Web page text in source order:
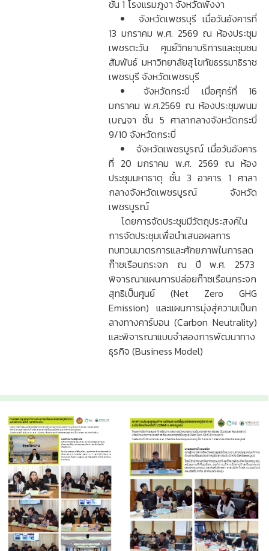
ชั้น 1 โรงแรมภูงา จังหวัดพังงา
จังหวัดเพชรบุรี เมื่อวันอังคารที่
13 มกราคม พ.ศ. 2569 ณ ห้องประชุม
เพชรตะวัน ศูนย์วิทยาบริการและชุมชน
สัมพันธ์ มหาวิทยาลัยสุโขทัยธรรมาธิราช
เพชรบุรี จังหวัดเพชรบุรี
จังหวัดกระบี่ เมื่อศุกร์ที่ 16
มกราคม พ.ศ.2569 ณ ห้องประชุมพนม
เบญจา ชั้น 5 ศาลากลางจังหวัดกระบี่
9/10 จังหวัดกระบี่
จังหวัดเพชรบูรณ์ เมื่อวันอังคาร
ที่ 20 มกราคม พ.ศ. 2569 ณ ห้อง
ประชุมมหาธาตุ ชั้น 3 อาคาร 1 ศาลา
กลางจังหวัดเพชรบูรณ์ จังหวัด
เพชรบูรณ์
โดยการจัดประชุมมีวัตถุประสงค์ใน
การจัดประชุมเพื่อนำเสนอผลการ
ทบทวนมาตรการและศักยภาพในการลด
ก๊าซเรือนกระจก ณ ปี พ.ศ. 2573
พิจารณาแผนการปล่อยก๊าซเรือนกระจก
สุทธิเป็นศูนย์ (Net Zero GHG
Emission) และแผนการมุ่งสู่ความเป็นก
ลางทางคาร์บอน (Carbon Neutrality)
และพิจารณาแบบจำลองการพัฒนาทาง
ธุรกิจ (Business Model)